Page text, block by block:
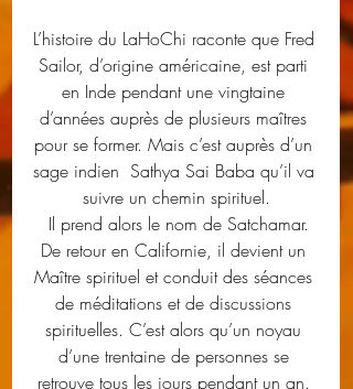
L’histoire du LaHoChi raconte que Fred
Sailor, d’origine américaine, est parti
en Inde pendant une vingtaine
d’années auprès de plusieurs maîtres
pour se former. Mais c’est auprès d’un
sage indien  Sathya Sai Baba qu’il va
suivre un chemin spirituel.
Il prend alors le nom de Satchamar.
De retour en Californie, il devient un
Maître spirituel et conduit des séances
de méditations et de discussions
spirituelles. C’est alors qu’un noyau
d’une trentaine de personnes se
retrouve tous les jours pendant un an.